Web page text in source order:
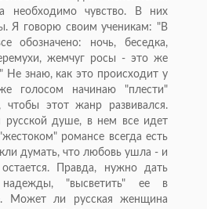
необходимо чувство. В них
Я говорю своим ученикам: "В
обозначено: ночь, беседка,
жемчуг росы - это же
Не знаю, как это происходит у
голосом начинаю "плести"
этот жанр развивался.
русской душе, в нем все идет
романсе всегда есть
думать, что любовь ушла - и
Правда, нужно дать
надежды, "высветить" ее в
Может ли русская женщина